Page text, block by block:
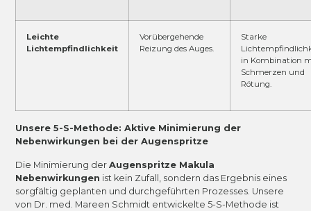
Leichte
Lichtempfindlichkeit
Vorübergehende
Reizung des Auges.
Starke
in Kombination
Schmerzen und
Rötung.
Unsere 5-S-Methode: Aktive Minimierung der
Nebenwirkungen bei der Augenspritze
Die Minimierung derAugenspritze Makula
Nebenwirkungen ist kein Zufall, sondern das Ergebnis eines
sorgfältig geplanten und durchgeführten Prozesses. Unsere
von Dr. med. Mareen Schmidt entwickelte 5-S-Methode ist